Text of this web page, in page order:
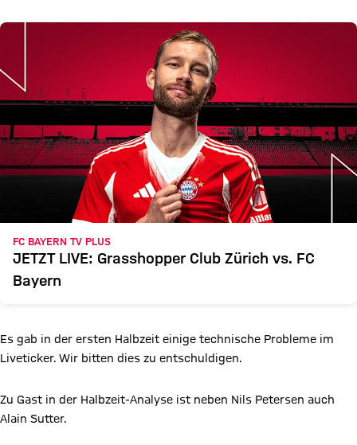
FC BAYERN TV PLUS
JETZT LIVE: Grasshopper Club Zürich vs. FC
Bayern
Es gab in der ersten Halbzeit einige technische Probleme im
Liveticker. Wir bitten dies zu entschuldigen.
Zu Gast in der Halbzeit-Analyse ist neben Nils Petersen auch
Alain Sutter.